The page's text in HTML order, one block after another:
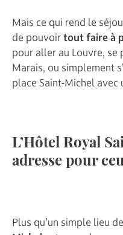
Mais ce qui rend le
de pouvoirtout faire à
pour aller au Louvre, se
Marais, ou simplement
place Saint-Michel avec
L’Hôtel Royal
adresse pour
Plus qu’un simple lieu